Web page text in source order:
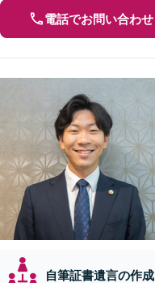
電話でお問い合わせ
自筆証書遺言の作成